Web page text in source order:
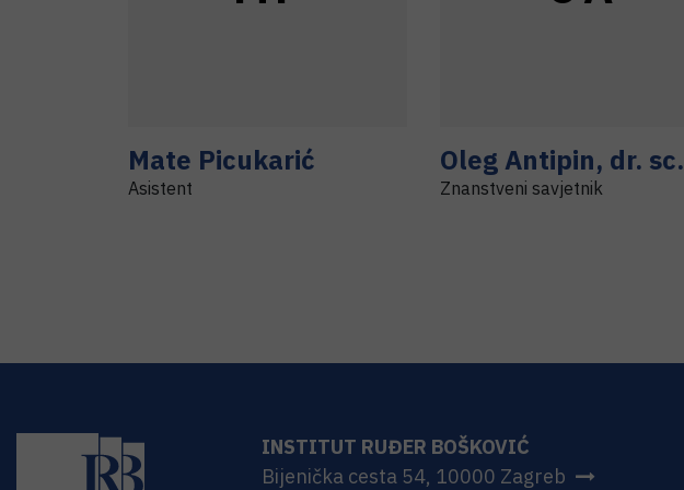
Mate Picukarić
Asistent
OlegAntipin, dr. sc.
Znanstveni savjetnik
INSTITUT RUĐER BOŠKOVIĆ
Bijenička cesta 54, 10000 Zagreb